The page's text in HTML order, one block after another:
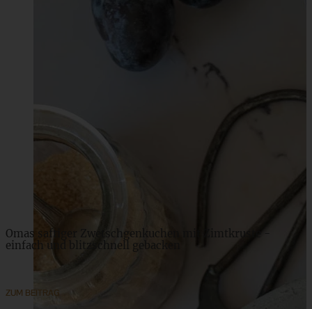
Köstliche Apfelküchlein mit Walnüssen und Orange
Omas saftiger Zwetschgenkuchen mit Zimtkruste -
einfach und blitzschnell gebacken
ZUM BEITRAG